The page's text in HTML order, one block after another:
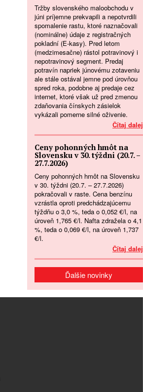
Tržby slovenského maloobchodu v
júni príjemne prekvapili a nepotvrdili
spomalenie rastu, ktoré naznačovali
(nominálne) údaje z registračných
pokladní (E-kasy). Pred letom
(medzimesačne) rástol potravinový i
nepotravinový segment. Predaj
potravín napriek júnovému zotaveniu
ale stále ostával jemne pod úrovňou
spred roka, podobne aj predaje cez
internet, ktoré však už pred zmenou
zdaňovania čínskych zásielok
vykázali pomerne silné oživenie.
Čítaj dalej
Ceny pohonných hmôt na
Slovensku v 30. týždni (20.7. –
27.7.2026)
Ceny pohonných hmôt na Slovensku
v 30. týždni (20.7. – 27.7.2026)
pokračovali v raste. Cena benzínu
vzrástla oproti predchádzajúcemu
týždňu o 3,0 %, teda o 0,052 €/l, na
úroveň 1,765 €/l. Nafta zdražela o 4,1
%, teda o 0,069 €/l, na úroveň 1,737
€/l.
Čítaj dalej
Ďalšie novinky